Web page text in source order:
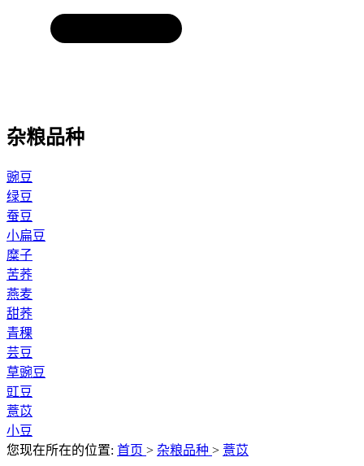
杂粮品种
豌豆
绿豆
蚕豆
小扁豆
糜子
苦荞
燕麦
甜荞
青稞
芸豆
草豌豆
豇豆
薏苡
小豆
您现在所在的位置: 首页 > 杂粮品种 > 薏苡